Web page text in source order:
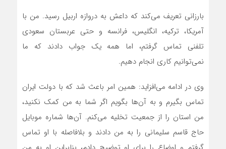
بارزانی تعریف می‌کند که داعش به دروازه اربیل رسید. من با
آمریکا، ترکیه، انگلیس، فرانسه و حتی عربستان سعودی
تلفنی تماس گرفتم، اما همه یک جواب دادند که ما
نمی‌توانیم کاری انجام دهیم.
وی در ادامه می‌افزاید: همین امر باعث شد که با دولت ایران
تماس بگیرم و به آن‌ها بگویم اگر شما به من کمک نکنید،
من استان را از جمعیت تخلیه می‌کنم. آن‌ها شماره موبایل
حاج قاسم سلیمانی را به من دادند و بلافاصله با او تماس